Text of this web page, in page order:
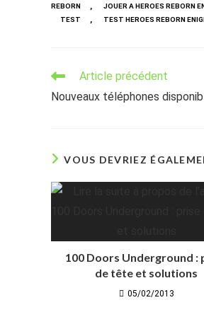
REBORN , JOUER A HEROES REBORN
TEST , TEST HEROES REBORN
Read
articles
Article précédent
Nouveaux téléphones
VOUS DEVRIEZ
100 Doors Underground :
de tête et solutions
05/02/2013